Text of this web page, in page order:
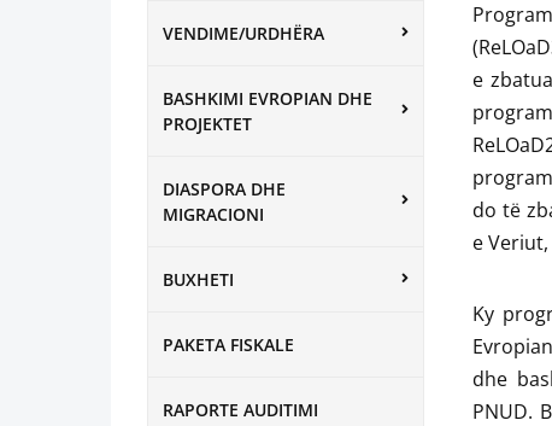
VENDIME/URDHËRA
BASHKIMI EVROPIAN DHE
PROJEKTET
DIASPORA DHE
MIGRACIONI
BUXHETI
PAKETA FISKALE
RAPORTE AUDITIMI
e
do të
e
Ky
dhe
PNUD.